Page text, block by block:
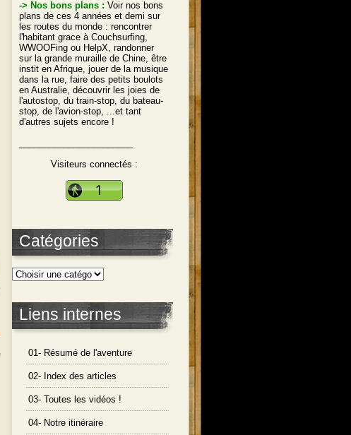
-> Nos bons plans : Voir nos bons
plans de ces 4 années et demi sur
les routes du monde : rencontrer
l'habitant grace à Couchsurfing,
WWOOFing ou HelpX, randonner
sur la grande muraille de Chine, être
instit en Afrique, jouer de la musique
dans la rue, faire des petits boulots
en Australie, découvrir les joies de
l'autostop, du train-stop, du bateau-
stop, de l'avion-stop, ...et tant
d'autres sujets encore !
Visiteurs connectés :
Catégories
Liens internes
01- Résumé de l'aventure
02- Index des articles
03- Toutes les vidéos !
04- Notre itinéraire